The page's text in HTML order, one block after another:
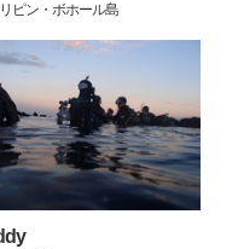
ピン・ボホール島